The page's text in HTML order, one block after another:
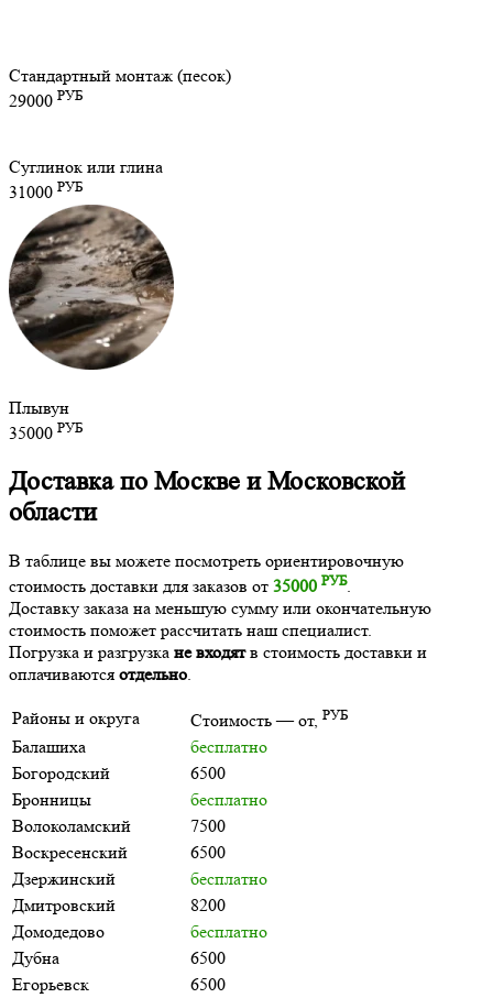
Стандартный монтаж (песок)
29000 РУБ
Суглинок или глина
31000 РУБ
Плывун
35000 РУБ
Доставка по Москве и Московской
области
В таблице вы можете посмотреть ориентировочную
стоимость доставки для заказов от 35000 РУБ.
Доставку заказа на меньшую сумму или окончательную
стоимость поможет рассчитать наш специалист.
Погрузка и разгрузка не входятв стоимость доставки и
оплачиваются отдельно.
Районы и округа Стоимость — от, РУБ
Балашиха
бесплатно
Богородский
6500
Бронницы
бесплатно
Волоколамский
7500
Воскресенский
6500
Дзержинский
бесплатно
Дмитровский
8200
Домодедово
бесплатно
Дубна
6500
Егорьевск
6500